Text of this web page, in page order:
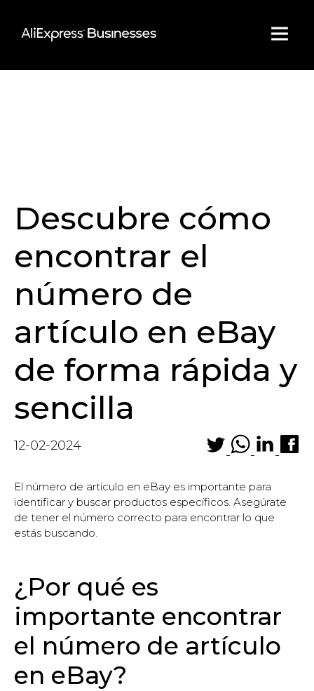
content
Descubre cómo
encontrar el
número de
artículo en eBay
de forma rápida y
sencilla
12-02-2024
El número de artículo en eBay es importante para
identificar y buscar productos específicos. Asegúrate
de tener el número correcto para encontrar lo que
estás buscando.
¿Por qué es
importante encontrar
el número de artículo
en eBay?